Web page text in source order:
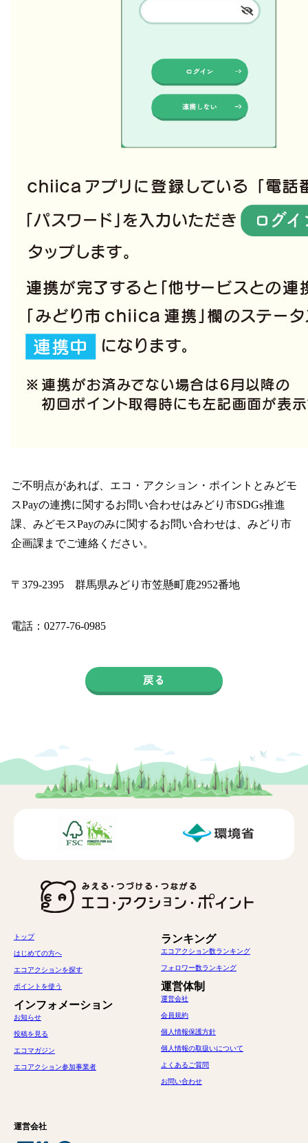
ご不明点があれば、エコ・アクション・ポイントとみどモ
スPayの連携に関するお問い合わせはみどり市SDGs推進
課、みどモスPayのみに関するお問い合わせは、みどり市
企画課までご連絡ください。
〒379-2395 群馬県みどり市笠懸町鹿2952番地
電話：0277-76-0985
戻る
トップ
はじめての方へ
エコアクションを探す
ポイントを使う
インフォメーション
お知らせ
投稿を見る
エコマガジン
エコアクション参加事業者
ランキング
エコアクション数ランキング
フォロワー数ランキング
運営体制
運営会社
会員規約
個人情報保護方針
個人情報の取扱いについて
よくあるご質問
お問い合わせ
運営会社